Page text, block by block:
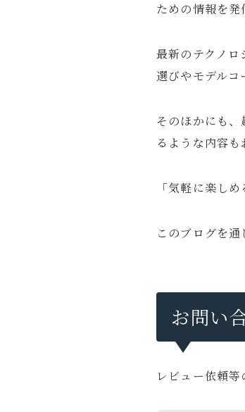
ための情報を発
最新のテクノ
選びやモデルコ
そのほかにも
るような内容も
「気軽に楽し
このブログを
お問い
レビュー依頼等